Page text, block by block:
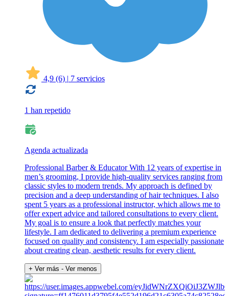
4,9 (6) | 7 servicios
1 han repetido
Agenda actualizada
Professional Barber & Educator With 12 years of expertise in
men’s grooming, I provide high-quality services ranging from
classic styles to modern trends. My approach is defined by
precision and a deep understanding of hair techniques. I also
spent 5 years as a professional instructor, which allows me to
offer expert advice and tailored consultations to every client.
My goal is to ensure a look that perfectly matches your
lifestyle. I am dedicated to delivering a premium experience
focused on quality and consistency. I am especially passionate
about creating clean, aesthetic results for every client.
+ Ver más - Ver menos